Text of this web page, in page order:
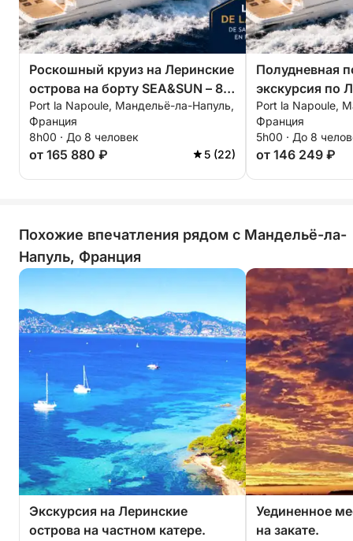
Мы позаботимся обо всем, от приготовления до
обслуживания, чтобы вы могли в полной мере
насладиться круизом.
⚠️ Важная информация
Для обеспечения безупречной чистоты яхты и
высокого качества обслуживания, на борту
подаются исключительно блюда,
предоставленные SEASUN. Поэтому пикники и
Наша команда позаботится о приготовлении,
подаче и уборке, чтобы вы могли насладиться
беззаботным днем в море.
🌊 Ваша единственная задача: расслабиться,
отпраздновать и создать незабываемые
воспоминания.
📩 Свяжитесь с нами сегодня, чтобы
спланировать ваше индивидуальное путешествие
с отправлением из Мандельё-ла-Напуль. Вся
команда SEASUN будет рада сделать ваше
мероприятие незабываемым событием на
Французской Ривьере.
Роскошный круиз на Леринские
острова на борту SEA&SUN – 8
часов мечты
Port la Napoule, Мандельё-ла-Напуль,
Франция
8h00 · До 8 человек
от 165 880 ₽ 5 (22)
Полудневная
экскурсия по
островам – 5
Port la Napoule,
Франция
5h00 · До 8
от 146 249 ₽
Похожие впечатления рядом с Мандельё-ла-
Напуль, Франция
Экскурсия на Леринские
острова на частном катере.
Уединенное
на закате.